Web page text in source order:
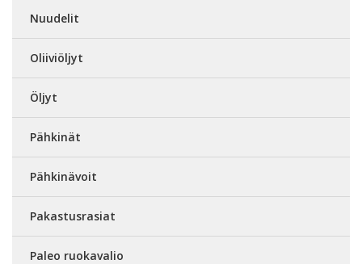
Nuudelit
Oliiviöljyt
Öljyt
Pähkinät
Pähkinävoit
Pakastusrasiat
Paleo ruokavalio